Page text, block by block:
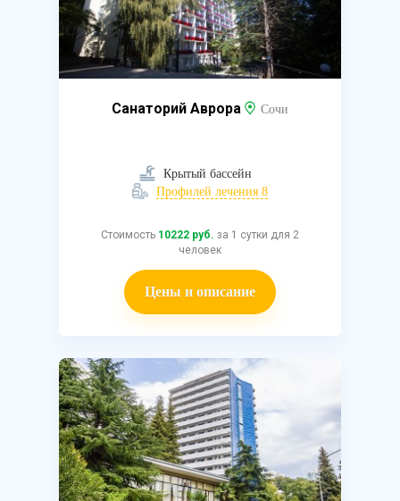
Санаторий Аврора Сочи
Крытый бассейн
Профилей лечения 8
Стоимость 10222 руб. за 1 сутки для 2
человек
Цены и описание